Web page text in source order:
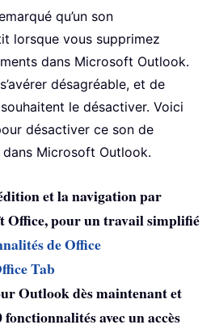
qu’un son
lorsque vous supprimez
dans Microsoft Outlook.
désagréable, et de
le désactiver. Voici
désactiver ce son de
Microsoft Outlook.
et la navigation par
Office, pour un travail simplifié
de Office
Tab
Outlook dès maintenant et
avec un accès